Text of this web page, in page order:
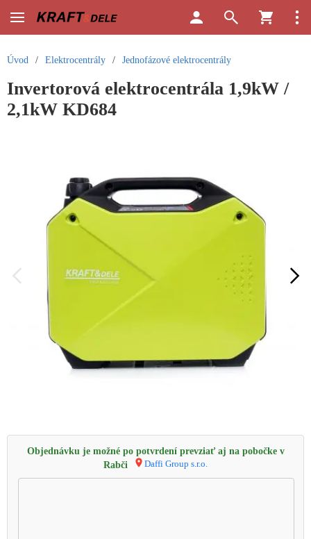
Úvod / Elektrocentrály / Jednofázové elektrocentrály
Invertorová elektrocentrála 1,9kW /
2,1kW KD684
Objednávku je možné po potvrdení prevziať aj na pobočke v
Rabči
Daffi Group s.r.o.